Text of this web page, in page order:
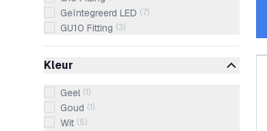
Geïntegreerd LED (7)
GU10 Fitting (3)
Kleur
Geel (1)
Goud (1)
Wit (5)